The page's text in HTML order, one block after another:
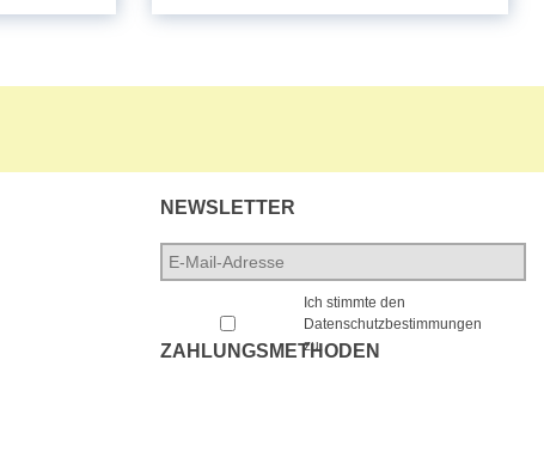
NEWSLETTER
E-
Mail-
Ich stimmte den
Datenschutzbestimmungen
zu.
ZAHLUNGSMETHODEN